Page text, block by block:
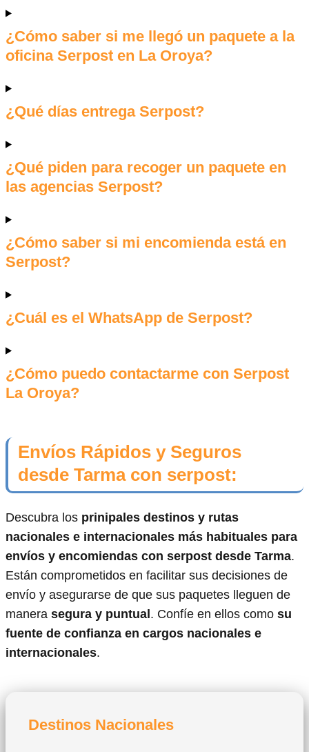
¿Cómo saber si me llegó un paquete a la
oficina Serpost en La Oroya?
¿Qué días entrega Serpost?
¿Qué piden para recoger un paquete en
las agencias Serpost?
¿Cómo saber si mi encomienda está en
Serpost?
¿Cuál es el WhatsApp de Serpost?
¿Cómo puedo contactarme con Serpost
La Oroya?
Envíos Rápidos y Seguros
desde Tarma con serpost:
Descubra los prinipales destinos y rutas
nacionales e internacionales más habituales para
envíos y encomiendas con serpost desde Tarma.
Están comprometidos en facilitar sus decisiones de
envío y asegurarse de que sus paquetes lleguen de
manera segura y puntual . Confíe en ellos como su
fuente de confianza en cargos nacionales e
internacionales.
Destinos Nacionales